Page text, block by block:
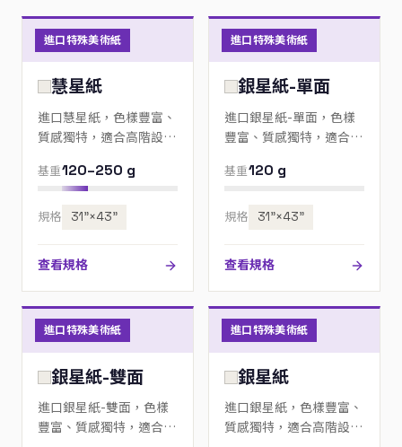
進口特殊美術紙
慧星紙
進口慧星紙，色樣豐富、
質感獨特，適合高階設
來電指定色號。
基重120–250 g
規格 31”×43”
查看規格
進口特殊美術紙
銀星紙-單面
進口銀星紙-單面，色樣
豐富、質感獨特，適合高
歡迎來電指定色號。
基重120 g
規格 31”×43”
查看規格
進口特殊美術紙
銀星紙-雙面
進口銀星紙-雙面，色樣
豐富、質感獨特，適合高
進口特殊美術紙
銀星紙
進口銀星紙，色樣豐富、
質感獨特，適合高階設